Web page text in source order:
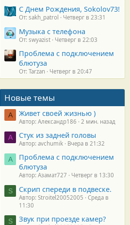
С Днем Рождения, Sokolov73!
От: sakh_patrol Четверг в 23:31
Музыка с телефона
От: swyazist Четверг в 22:03
Проблема с подключением
блютуза
От: Tarzan Четверг в 20:47
Новые темы
А Живет своей жизнью )
Автор: Александр186 2 мин. назад
A Стук из задней головы
Автор: avchumik Вчера в 21:32
А
Проблема с подключением
блютуза
Автор: Азамат727 Четверг в 13:30
S Скрип спереди в подвеске.
Автор: Stroitel20052005
Среда в
11:30
S Звук при проезде камер?